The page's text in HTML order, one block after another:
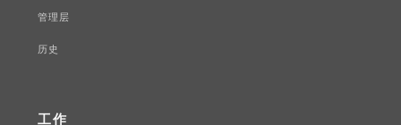
管理层
历史
工作